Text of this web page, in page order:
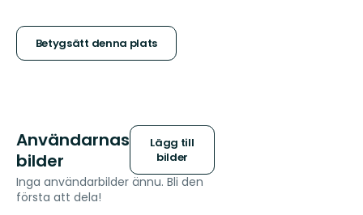
stjärnor
Betygsätt denna plats
Användarnas
bilder
Lägg till
bilder
Inga användarbilder ännu. Bli den
första att dela!